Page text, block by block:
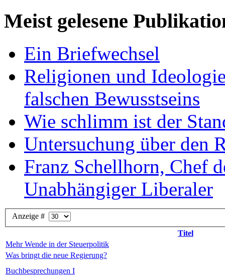
Meist gelesene
Ein Briefwechsel
Religionen und
falschen Bewusstseins
Wie schlimm ist der
Untersuchung über den
Franz Schellhorn, Chef
Unabhängiger Liberaler
Anzeige #
Titel
Mehr Wende in der Steuerpolitik
Was bringt die neue Regierung?
Buchbesprechungen I